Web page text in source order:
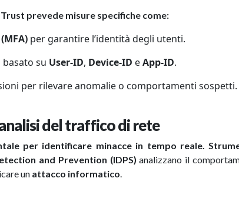
prevede misure specifiche come:
per garantire l’identità degli utenti.
su User-ID, Device-ID eApp-ID.
per rilevare anomalie o comportamenti sospetti.
del traffico di rete
per identificare minacce in tempo reale.
and Prevention (IDPS) analizzano il
un attacco informatico.